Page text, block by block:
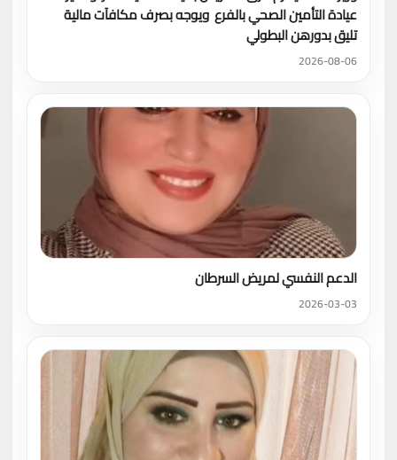
عيادة التأمين الصحي بالفرع ويوجه بصرف مكافآت مالية
تليق بدورهن البطولي
2026-08-06
الدعم النفسي لمريض السرطان
2026-03-03